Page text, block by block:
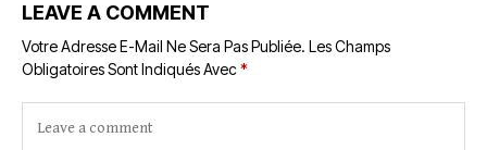
LEAVE A COMMENT
Votre Adresse E-Mail Ne Sera Pas Publiée. Les Champs
Obligatoires Sont Indiqués Avec*